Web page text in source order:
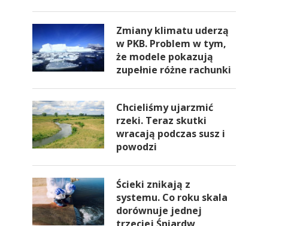
Zmiany klimatu uderzą
w PKB. Problem w tym,
że modele pokazują
zupełnie różne rachunki
Chcieliśmy ujarzmić
rzeki. Teraz skutki
wracają podczas susz i
powodzi
Ścieki znikają z
systemu. Co roku skala
dorównuje jednej